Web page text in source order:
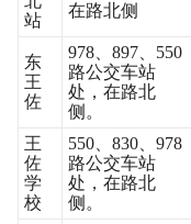
站
在路北侧
东
王
佐
978、897、550
路公交车站
处，在路北
侧。
王
佐
学
校
550、830、978
路公交车站
处，在路北
侧。